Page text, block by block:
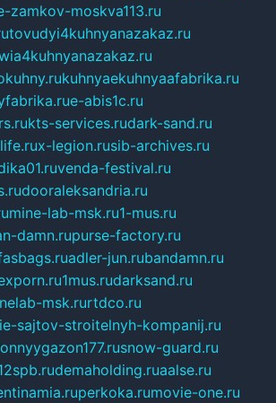
zamkov-moskva113.ru
tovudyi4kuhnyanazakaz.ru
kuhnyaekuhnyaafabrika.ru
e-abis1c.ru
kts-services.rudark-sand.ru
x-legion.rusib-archives.ru
venda-festival.ru
dooraleksandria.ru
mine-lab-msk.ru1-mus.ru
damn.rupurse-factory.ru
adler-jun.rubandamn.ru
1mus.rudarksand.ru
msk.rurtdco.ru
sajtov-stroitelnyh-kompanij.ru
snow-guard.ru
demaholding.ruaalse.ru
perkoka.rumovie-one.ru